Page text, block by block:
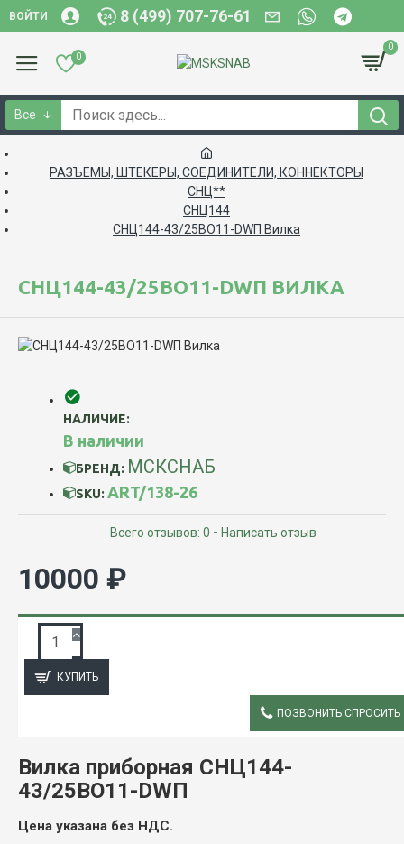
ВОЙТИ 8 (499) 707-76-61
0
0
Все
РАЗЪЕМЫ, ШТЕКЕРЫ, СОЕДИНИТЕЛИ, КОННЕКТОРЫ
СНЦ**
СНЦ144
СНЦ144-43/25ВО11-DWП Вилка
СНЦ144-43/25ВО11-DWП ВИЛКА
НАЛИЧИЕ:
В наличии
БРЕНД: МСКСНАБ
SKU: ART/138-26
Всего отзывов: 0 - Написать отзыв
10000 ₽
КУПИТЬ
ПОЗВОНИТЬ СПРОСИТЬ
Вилка приборная СНЦ144-
43/25ВО11-DWП
Цена указана без НДС.